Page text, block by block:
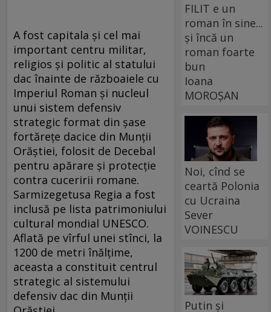
A fost capitala şi cel mai
important centru militar,
religios şi politic al statului
dac înainte de războaiele cu
Imperiul Roman şi nucleul
unui sistem defensiv
strategic format din şase
fortăreţe dacice din Munţii
Orăştiei, folosit de Decebal
pentru apărare şi protecţie
contra cuceririi romane.
Sarmizegetusa Regia a fost
inclusă pe lista patrimoniului
cultural mondial UNESCO.
Aflată pe vîrful unei stînci, la
1200 de metri înălţime,
aceasta a constituit centrul
strategic al sistemului
defensiv dac din Munţii
FILIT e un
roman în sine...
și încă un
roman foarte
bun
Ioana
MOROȘAN
Noi, cînd se
ceartă Polonia
cu Ucraina
Sever
VOINESCU
Putin și